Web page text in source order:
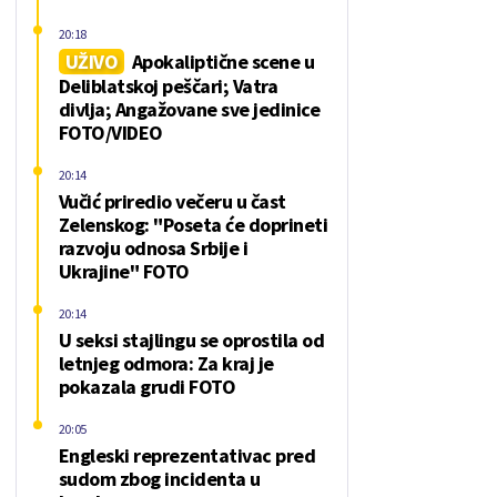
UŽIVO Apokaliptične scene u
Deliblatskoj peščari; Vatra
divlja; Angažovane sve jedinice
FOTO/VIDEO
20:18
Vučić priredio večeru u čast
Zelenskog: "Poseta će doprineti
razvoju odnosa Srbije i
Ukrajine" FOTO
20:14
U seksi stajlingu se oprostila od
letnjeg odmora: Za kraj je
pokazala grudi FOTO
20:14
Engleski reprezentativac pred
sudom zbog incidenta u
20:05